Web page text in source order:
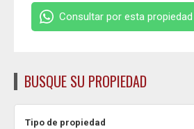
Consultar por esta propiedad
BUSQUE SU PROPIEDAD
Tipo de propiedad